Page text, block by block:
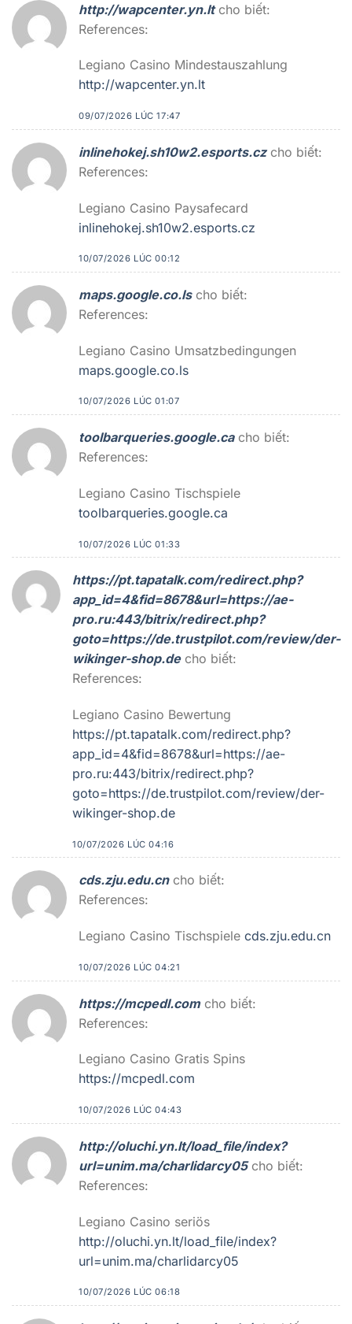
http://wapcenter.yn.lt cho biết:
References:
Legiano Casino Mindestauszahlung
http://wapcenter.yn.lt
09/07/2026 LÚC 17:47
inlinehokej.sh10w2.esports.cz cho biết:
References:
Legiano Casino Paysafecard
inlinehokej.sh10w2.esports.cz
10/07/2026 LÚC 00:12
maps.google.co.ls cho biết:
References:
Legiano Casino Umsatzbedingungen
maps.google.co.ls
10/07/2026 LÚC 01:07
toolbarqueries.google.ca cho biết:
References:
Legiano Casino Tischspiele
toolbarqueries.google.ca
10/07/2026 LÚC 01:33
https://pt.tapatalk.com/redirect.php?
app_id=4&fid=8678&url=https://ae-
pro.ru:443/bitrix/redirect.php?
goto=https://de.trustpilot.com/review/der-
wikinger-shop.de cho biết:
References:
Legiano Casino Bewertung
https://pt.tapatalk.com/redirect.php?
app_id=4&fid=8678&url=https://ae-
pro.ru:443/bitrix/redirect.php?
goto=https://de.trustpilot.com/review/der-
wikinger-shop.de
10/07/2026 LÚC 04:16
cds.zju.edu.cn cho biết:
References:
Legiano Casino Tischspiele cds.zju.edu.cn
10/07/2026 LÚC 04:21
https://mcpedl.com cho biết:
References:
Legiano Casino Gratis Spins
https://mcpedl.com
10/07/2026 LÚC 04:43
http://oluchi.yn.lt/load_file/index?
url=unim.ma/charlidarcy05 cho biết:
References:
Legiano Casino seriös
http://oluchi.yn.lt/load_file/index?
url=unim.ma/charlidarcy05
10/07/2026 LÚC 06:18